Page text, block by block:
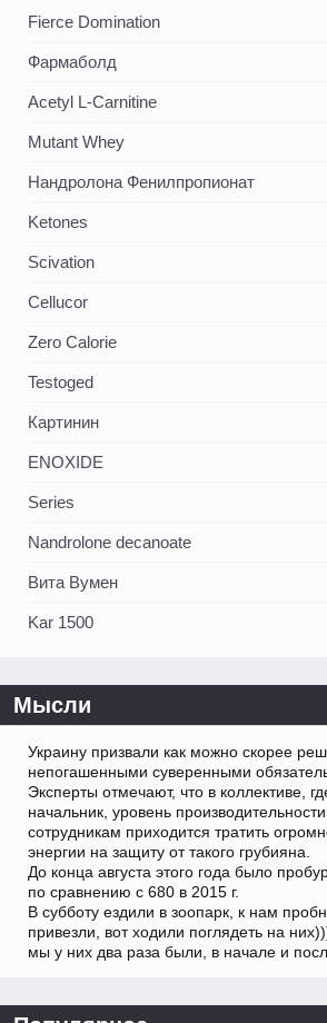
Fierce Domination
Фармаболд
Acetyl L-Carnitine
Mutant Whey
Нандролона Фенилпропионат
Ketones
Scivation
Cellucor
Zero Calorie
Testoged
Картинин
ENOXIDE
Series
Nandrolone decanoate
Вита Вумен
Kar 1500
Мысли
Украину призвали как можно скорее
непогашенными суверенными
Эксперты отмечают, что в коллективе,
начальник, уровень
сотрудникам приходится тратить
энергии на защиту от такого грубияна.
До конца августа этого года было
по сравнению с 680 в 2015 г.
В субботу ездили в зоопарк, к нам
привезли, вот ходили поглядеть на
мы у них два раза были, в начале и